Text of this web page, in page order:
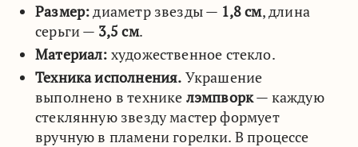
Размер: диаметр звезды — 1,8см, длина
серьги — 3,5 см.
Материал: художественное стекло.
Техника исполнения. Украшение
выполнено в технике лэмпворк— каждую
стеклянную звезду мастер формует
вручную в пламени горелки. В процессе